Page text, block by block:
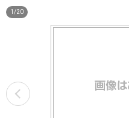
1 /20